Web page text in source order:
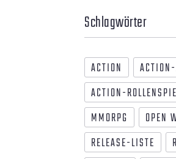
Schlagwörter
ACTION
ACTION-
MMORPG
OPEN
RELEASE-LISTE